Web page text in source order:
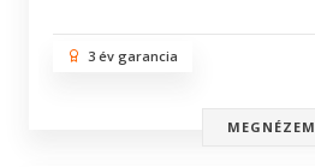
3 év garancia
MEGNÉZEM